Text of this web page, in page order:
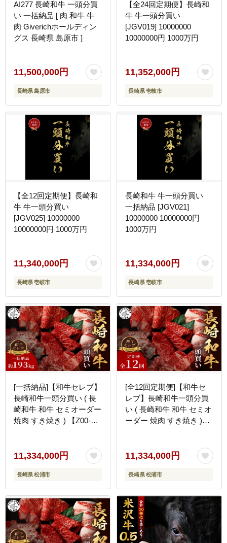
AI277 長崎和牛 一頭分買
い 一括納品 [ 肉 和牛 牛
肉 Giverichホールディン
グス 長崎県 島原市 ]
11,500,000円
長崎県 島原市
【全24回定期便】長崎和
牛 牛一頭分買い
[JGV019] 10000000
10000000円 1000万円
11,352,000円
長崎県 壱岐市
【全12回定期便】長崎和
牛 牛一頭分買い
[JGV025] 10000000
10000000円 1000万円
11,340,000円
長崎県 壱岐市
長崎和牛 牛一頭分買い
一括納品 [JGV021]
10000000 10000000円
1000万円
11,334,000円
長崎県 壱岐市
[一括納品]【和牛セレブ】
長崎和牛一頭分買い ( 長
崎和牛 和牛 セミオーダー
焼肉 すき焼き ) 【Z00-
11,334,000円
長崎県 松浦市
[全12回定期便]【和牛セ
レブ】長崎和牛一頭分買
い ( 長崎和牛 和牛 セミオ
ーダー 焼肉 すき焼き )
11,334,000円
長崎県 松浦市